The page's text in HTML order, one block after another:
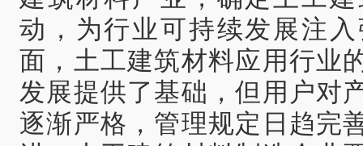
动，为行业可持续发展注
面，土工建筑材料应用行业
发展提供了基础，但用户对
逐渐严格，管理规定日趋完